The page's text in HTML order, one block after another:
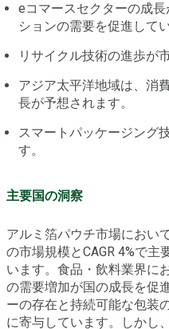
eコマースセクターの成
ションの需要を促進してい
リサイクル技術の進歩が
アジア太平洋地域は、消
長が予想されます。
スマートパッケージング
す。
主要国の洞察
アルミ箔パウチ市場におい
の市場規模とCAGR 4%で
います。食品・飲料業界に
の需要増加が国の成長を促
ーの存在と持続可能な包装
に寄与しています。しかし